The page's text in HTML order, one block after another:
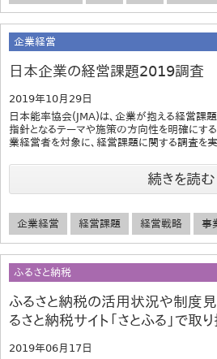
企業経営
日本企業の経営課題2019調査
2019年10月29日
日本能率協会(JMA)は、企業が抱える経営課
指針となるテーマや施策の方向性を明確にす
業経営者を対象に、経営課題に関する調査を実
続きを読む
企業経営 経営課題 経営戦略 事
ふるさと納税
ふるさと納税の活用状況や制度
るさと納税サイト「さとふる」で取
2019年06月17日